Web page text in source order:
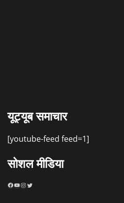
यूट्यूब समाचार
[youtube-feed feed=1]
सोशल मीडिया
Facebook
YouTube
Instagram
Twitter